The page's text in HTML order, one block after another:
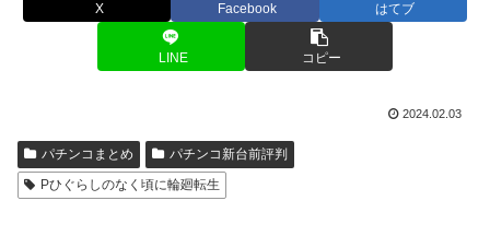
X Facebook はてブ
LINE コピー
2024.02.03
パチンコまとめ
パチンコ新台前評判
Pひぐらしのなく頃に輪廻転生